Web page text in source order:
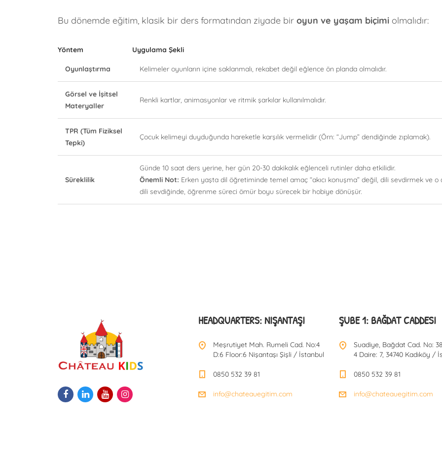
Bu dönemde eğitim, klasik bir ders formatından ziyade bir oyun ve yaşam biçimi olmalıdır:
Yöntem Uygulama Şekli
Oyunlaştırma Kelimeler oyunların içine saklanmalı, rekabet değil eğlence ön planda olmalıdır.
Görsel ve İşitsel
Materyaller
Renkli kartlar, animasyonlar ve ritmik şarkılar kullanılmalıdır.
TPR (Tüm Fiziksel
Tepki)
Çocuk kelimeyi duyduğunda hareketle karşılık vermelidir (Örn: “Jump” dendiğinde zıplamak).
Süreklilik
Günde 10 saat ders yerine, her gün 20-30 dakikalık eğlenceli rutinler daha etkilidir.
Önemli Not: Erken yaşta dil öğretiminde temel amaç “akıcı konuşma” değil, dili sevdirmek ve
dili sevdiğinde, öğrenme süreci ömür boyu sürecek bir hobiye dönüşür.
HEADQUARTERS: NIŞANTAŞI
Meşrutiyet Mah. Rumeli Cad. No:4
D:6 Floor:6 Nişantaşı Şişli / İstanbul
0850 532 39 81
info@chateauegitim.com
ŞUBE 1: BAĞDAT CADDESI
Suadiye, Bağdat Cad. No:
4 Daire: 7, 34740 Kadıköy /
0850 532 39 81
info@chateauegitim.com